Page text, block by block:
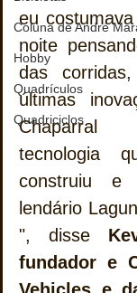
Coluna de André
Hobby
Quadrículos
Quadriciclos
eu
noite
das
últimas
tecnologia
construiu e
lendário
", disse
fundador e